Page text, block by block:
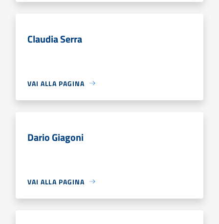
Claudia Serra
VAI ALLA PAGINA
Dario Giagoni
VAI ALLA PAGINA